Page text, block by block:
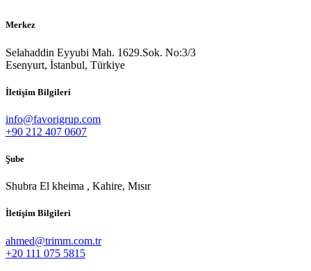
Merkez
Selahaddin Eyyubi Mah. 1629.Sok. No:3/3
Esenyurt, İstanbul, Türkiye
İletişim Bilgileri
info@favorigrup.com
+90 212 407 0607
Şube
Shubra El kheima , Kahire, Mısır
İletişim Bilgileri
ahmed@trimm.com.tr
+20 111 075 5815